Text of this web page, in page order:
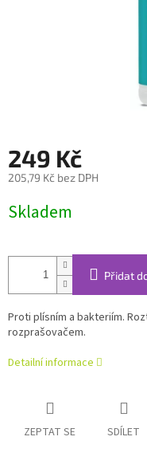
249 Kč
205,79 Kč bez DPH
cena:
Skladem
Přidat
Proti plísním a bakteriím.
rozprašovačem.
Detailní informace
ZEPTAT SE SDÍLET